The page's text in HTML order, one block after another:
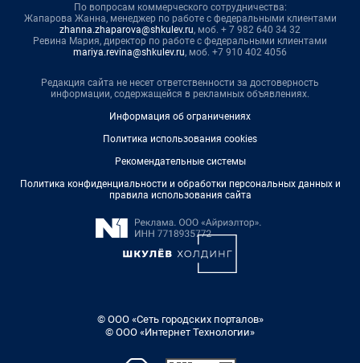
По вопросам коммерческого сотрудничества:
Жапарова Жанна, менеджер по работе с федеральными клиентами
zhanna.zhaparova@shkulev.ru, моб. + 7 982 640 34 32
Ревина Мария, директор по работе с федеральными клиентами
mariya.revina@shkulev.ru, моб. +7 910 402 4056
Редакция сайта не несет ответственности за достоверность
информации, содержащейся в рекламных объявлениях.
Информация об ограничениях
Политика использования cookies
Рекомендательные системы
Политика конфиденциальности и обработки персональных данных и
правила использования сайта
© ООО «Сеть городских порталов»
© ООО «Интернет Технологии»